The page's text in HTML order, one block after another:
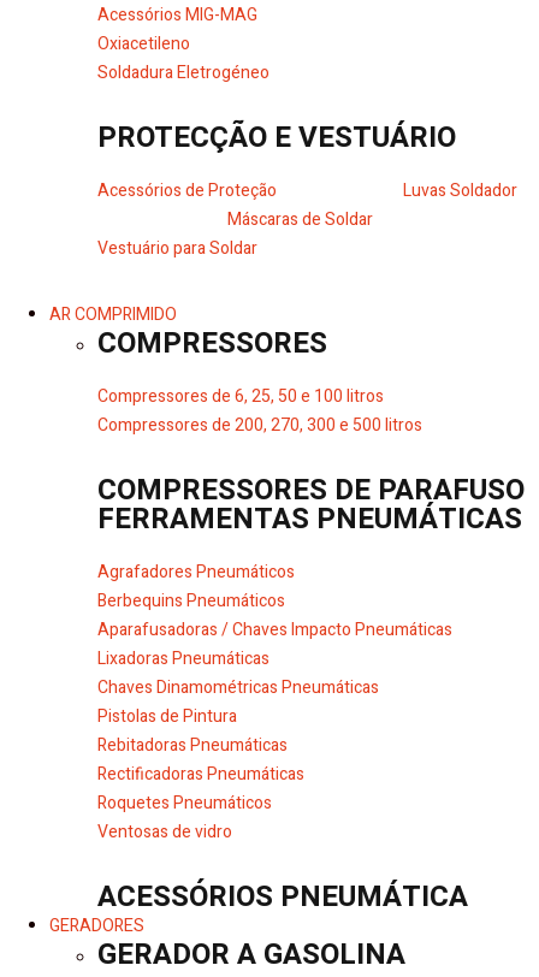
Acessórios MIG-MAG
Oxiacetileno
Soldadura Eletrogéneo
PROTECÇÃO E VESTUÁRIO
Acessórios de Proteção
Luvas Soldador
Máscaras de Soldar
Vestuário para Soldar
AR COMPRIMIDO
COMPRESSORES
Compressores de 6, 25, 50 e 100 litros
Compressores de 200, 270, 300 e 500 litros
COMPRESSORES DE PARAFUSO
FERRAMENTAS PNEUMÁTICAS
Agrafadores Pneumáticos
Berbequins Pneumáticos
Aparafusadoras / Chaves Impacto Pneumáticas
Lixadoras Pneumáticas
Chaves Dinamométricas Pneumáticas
Pistolas de Pintura
Rebitadoras Pneumáticas
Rectificadoras Pneumáticas
Roquetes Pneumáticos
Ventosas de vidro
ACESSÓRIOS PNEUMÁTICA
GERADORES
GERADOR A GASOLINA